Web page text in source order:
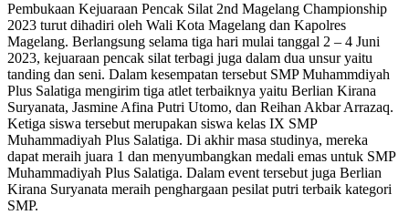
Pembukaan Kejuaraan Pencak Silat 2nd Magelang Championship
2023 turut dihadiri oleh Wali Kota Magelang dan Kapolres
Magelang. Berlangsung selama tiga hari mulai tanggal 2 – 4 Juni
2023, kejuaraan pencak silat terbagi juga dalam dua unsur yaitu
tanding dan seni. Dalam kesempatan tersebut SMP Muhammdiyah
Plus Salatiga mengirim tiga atlet terbaiknya yaitu Berlian Kirana
Suryanata, Jasmine Afina Putri Utomo, dan Reihan Akbar Arrazaq.
Ketiga siswa tersebut merupakan siswa kelas IX SMP
Muhammadiyah Plus Salatiga. Di akhir masa studinya, mereka
dapat meraih juara 1 dan menyumbangkan medali emas untuk SMP
Muhammadiyah Plus Salatiga. Dalam event tersebut juga Berlian
Kirana Suryanata meraih penghargaan pesilat putri terbaik kategori
SMP.